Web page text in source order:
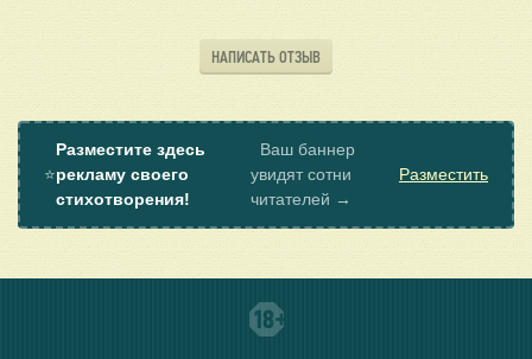
НАПИСАТЬ ОТЗЫВ
⭐
Разместите здесь
рекламу своего
стихотворения!
Ваш баннер
увидят сотни
читателей →
Разместить